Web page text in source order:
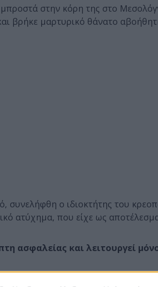
μπροστά στην κόρη της στο
βρήκε μαρτυρικό θάνατο
συνελήφθη ο ιδιοκτήτης του
ατύχημα, που είχε ως
ασφαλείας και λειτουργεί